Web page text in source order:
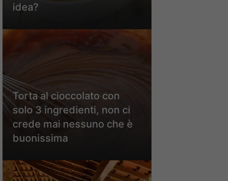
idea?
Torta al cioccolato con
solo 3 ingredienti, non ci
crede mai nessuno che è
buonissima